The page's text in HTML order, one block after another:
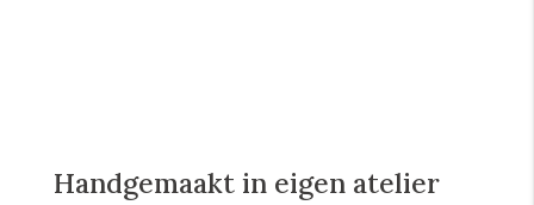
Handgemaakt in eigen atelier